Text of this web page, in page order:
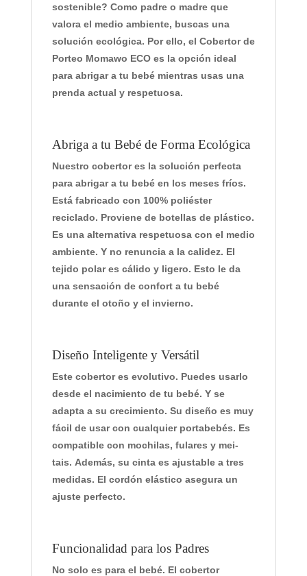
sostenible? Como padre o madre que
valora el medio ambiente, buscas una
solución ecológica. Por ello, el Cobertor de
Porteo Momawo ECOes la opción ideal
para abrigar a tu bebé mientras usas una
prenda actual y respetuosa.
Abriga a tu Bebé de Forma Ecológica
Nuestro cobertor es la solución perfecta
para abrigar a tu bebé en los meses fríos.
Está fabricado con 100% poliéster
reciclado. Proviene de botellas de plástico.
Es una alternativa respetuosa con el medio
ambiente. Y no renuncia a la calidez. El
tejido polar es cálido y ligero. Esto le da
una sensación de confort a tu bebé
durante el otoño y el invierno.
Diseño Inteligente y Versátil
Este cobertor es evolutivo. Puedes usarlo
desde el nacimiento de tu bebé. Y se
adapta a su crecimiento. Su diseño es muy
fácil de usar con cualquier portabebés. Es
compatible con mochilas, fulares y mei-
tais. Además, su cinta es ajustable a tres
medidas. El cordón elástico asegura un
ajuste perfecto.
Funcionalidad para los Padres
No solo es para el bebé. El cobertor